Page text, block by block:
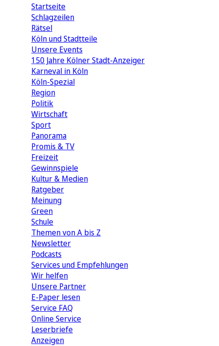
Startseite
Schlagzeilen
Rätsel
Köln und Stadtteile
Unsere Events
150 Jahre Kölner Stadt-Anzeiger
Karneval in Köln
Köln-Spezial
Region
Politik
Wirtschaft
Sport
Panorama
Promis & TV
Freizeit
Gewinnspiele
Kultur & Medien
Ratgeber
Meinung
Green
Schule
Themen von A bis Z
Newsletter
Podcasts
Services und Empfehlungen
Wir helfen
Unsere Partner
E-Paper lesen
Service FAQ
Online Service
Leserbriefe
Anzeigen